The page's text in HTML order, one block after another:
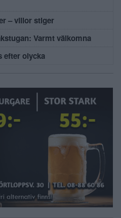
– villor stiger
Varmt välkomna
efter olycka